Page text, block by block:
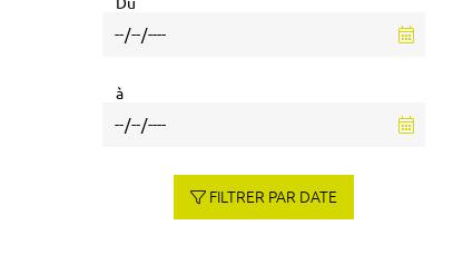
à
FILTRER PAR DATE